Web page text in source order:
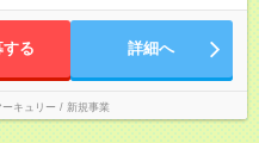
なる場合あり ＼残業は月平
なるよう「働き方改革」を推進中
ください♪
する 詳細へ
ーキュリー / 新規事業